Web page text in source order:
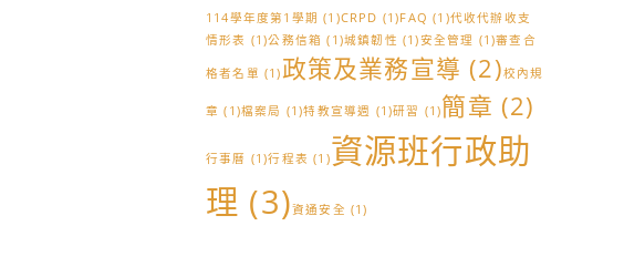
114學年度第1學期 (1)CRPD (1)FAQ (1)代收代辦收支
情形表 (1)公務信箱 (1)城鎮韌性 (1)安全管理 (1)審查合
格者名單 (1)政策及業務宣導 (2)校內規
章 (1)檔案局 (1)特教宣導週 (1)研習 (1)簡章 (2)
行事曆 (1)行程表 (1)資源班行政助
理 (3)資通安全 (1)